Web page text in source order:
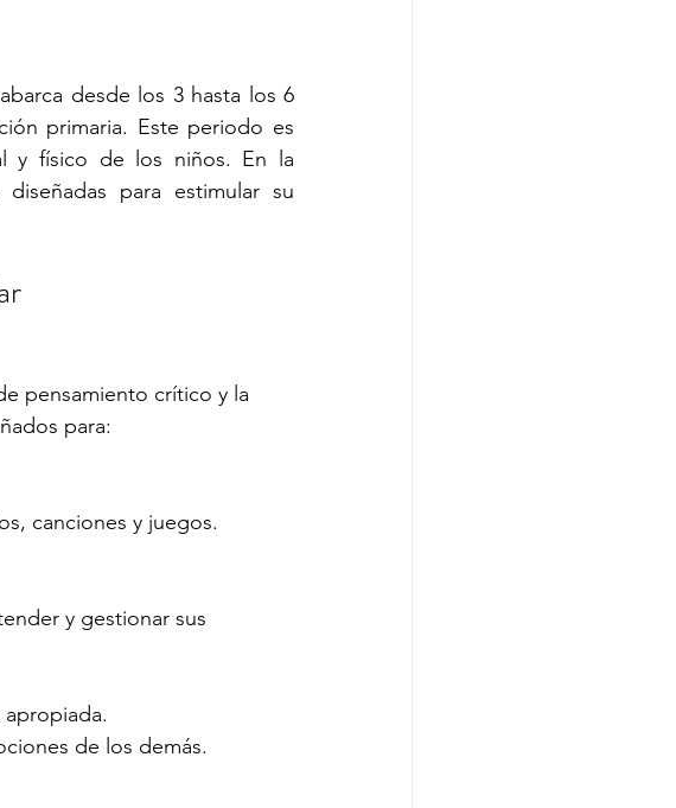
desde los 3 hasta los 6
primaria. Este periodo es
y físico de los niños. En la
para estimular su
pensamiento crítico y la
para:
canciones y juegos.
y gestionar sus
apropiada.
de los demás.